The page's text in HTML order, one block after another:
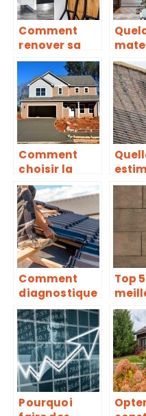
Comment
renover sa
cuisine et
faire des
economies?
es
Comment
choisir la
taille des
portes de
garage?
sa
Comment
diagnostique
r l’etat de sa
toiture ?
Top
de
Pourquoi